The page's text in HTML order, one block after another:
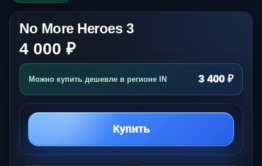
No More Heroes 3
4 000 ₽
Можно купить дешевле в регионе IN 3 400 ₽
Купить